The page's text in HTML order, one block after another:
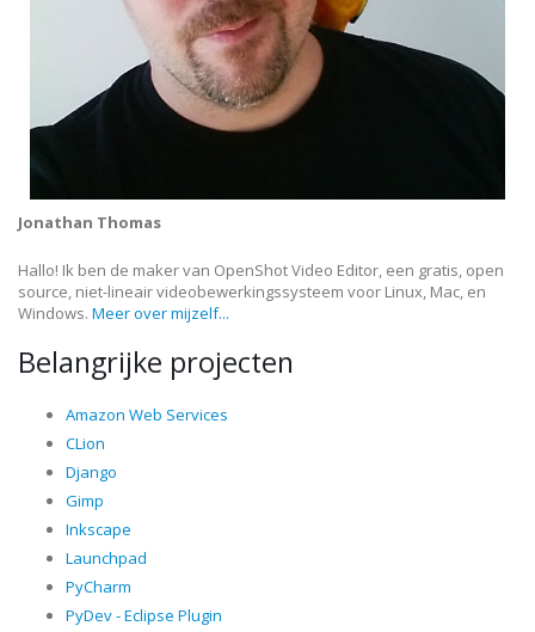
Jonathan Thomas
Hallo! Ik ben de maker van OpenShot Video Editor, een gratis, open
source, niet-lineair videobewerkingssysteem voor Linux, Mac, en
Windows. Meer over mijzelf...
Belangrijke projecten
Amazon Web Services
CLion
Django
Gimp
Inkscape
Launchpad
PyCharm
PyDev - Eclipse Plugin